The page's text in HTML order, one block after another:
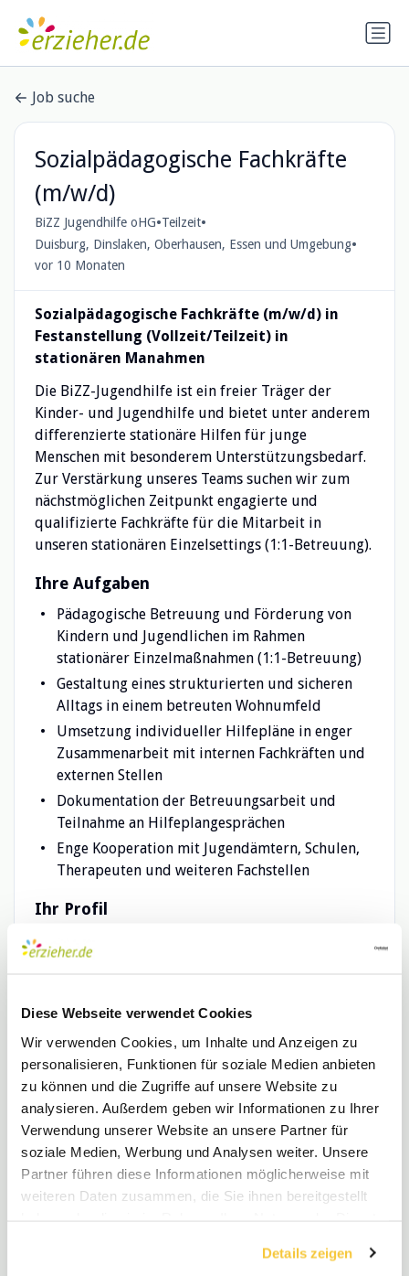
Diese Webseite verwendet Cookies
Wir verwenden Cookies, um Inhalte und Anzeigen zu
personalisieren, Funktionen für soziale Medien anbieten
zu können und die Zugriffe auf unsere Website zu
analysieren. Außerdem geben wir Informationen zu Ihrer
Verwendung unserer Website an unsere Partner für
soziale Medien, Werbung und Analysen weiter. Unsere
Partner führen diese Informationen möglicherweise mit
weiteren Daten zusammen, die Sie ihnen bereitgestellt
Details zeigen
Job suche
Sozialpädagogische Fachkräfte
(m/w/d)
BiZZ Jugendhilfe oHG•Teilzeit•
Duisburg, Dinslaken, Oberhausen, Essen und Umgebung•
vor 10 Monaten
Sozialpädagogische Fachkräfte (m/w/d) in
Festanstellung (Vollzeit/Teilzeit) in
stationären Manahmen
Die BiZZ-Jugendhilfe ist ein freier Träger der
Kinder- und Jugendhilfe und bietet unter anderem
differenzierte stationäre Hilfen für junge
Menschen mit besonderem Unterstützungsbedarf.
Zur Verstärkung unseres Teams suchen wir zum
nächstmöglichen Zeitpunkt engagierte und
qualifizierte Fachkräfte für die Mitarbeit in
unseren stationären Einzelsettings (1:1-Betreuung).
Ihre Aufgaben
Pädagogische Betreuung und Förderung von
Kindern und Jugendlichen im Rahmen
stationärer Einzelmaßnahmen (1:1-Betreuung)
Gestaltung eines strukturierten und sicheren
Alltags in einem betreuten Wohnumfeld
Umsetzung individueller Hilfepläne in enger
Zusammenarbeit mit internen Fachkräften und
externen Stellen
Dokumentation der Betreuungsarbeit und
Teilnahme an Hilfeplangesprächen
Enge Kooperation mit Jugendämtern, Schulen,
Therapeuten und weiteren Fachstellen
Ihr Profil
Sozialen Arbeit oder vergleichbare
Heilerziehungspfleger:in mit staatlicher
Berufserfahrung in der stationären Jugendhilfe
ist wünschenswert, aber nicht zwingend
erforderlich
Hohes Maß an Verantwortungsbewusstsein,
Empathie und Belastbarkeit
Selbstständige und strukturierte Arbeitsweise
Bereitschaft zur Arbeit im Schichtdienst